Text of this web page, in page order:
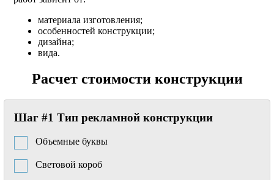
материала изготовления;
особенностей конструкции;
дизайна;
вида.
Расчет стоимости конструкции
Шаг #1 Тип рекламной конструкции
Объемные буквы
Световой короб